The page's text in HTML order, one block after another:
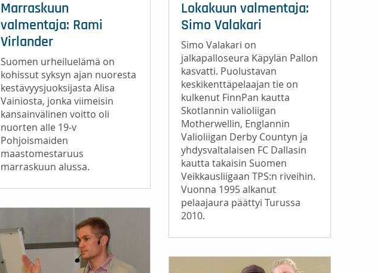
Marraskuun
valmentaja: Rami
Virlander
Suomen urheiluelämä on
kohissut syksyn ajan nuoresta
kestävyysjuoksijasta Alisa
Vainiosta, jonka viimeisin
kansainvälinen voitto oli
nuorten alle 19-v
Pohjoismaiden
maastomestaruus
marraskuun alussa.
Lokakuun valmentaja:
Simo Valakari
Simo Valakari on
jalkapalloseura Käpylän Pallon
kasvatti. Puolustavan
keskikenttäpelaajan tie on
kulkenut FinnPan kautta
Skotlannin valioliigan
Motherwellin, Englannin
Valioliigan Derby Countyn ja
yhdysvaltalaisen FC Dallasin
kautta takaisin Suomen
Veikkausliigaan TPS:n riveihin.
Vuonna 1995 alkanut
pelaajaura päättyi Turussa
2010.